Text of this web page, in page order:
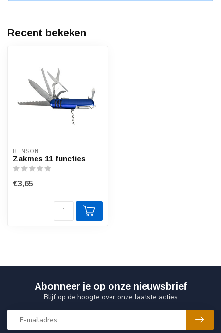
Recent bekeken
BENSON
Zakmes 11 functies
€3,65
Abonneer je op onze nieuwsbrief
Blijf op de hoogte over onze laatste acties